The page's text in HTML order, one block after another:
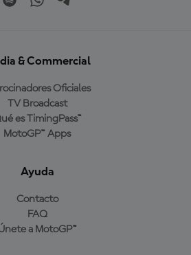
& Commercial
Oficiales
TV Broadcast
es TimingPass™
MotoGP™ Apps
Ayuda
Contacto
FAQ
a MotoGP™